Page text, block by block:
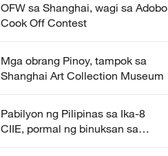
OFW sa Shanghai, wagi sa Adobo
Cook Off Contest
Mga obrang Pinoy, tampok sa
Shanghai Art Collection Museum
Pabilyon ng Pilipinas sa Ika-8
CIIE, pormal ng binuksan sa
publiko